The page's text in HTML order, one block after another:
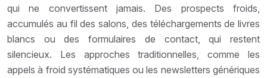
qui ne convertissent jamais. Des prospects froids,
accumulés au fil des salons, des téléchargements de livres
blancs ou des formulaires de contact, qui restent
silencieux. Les approches traditionnelles, comme les
appels à froid systématiques ou les newsletters génériques